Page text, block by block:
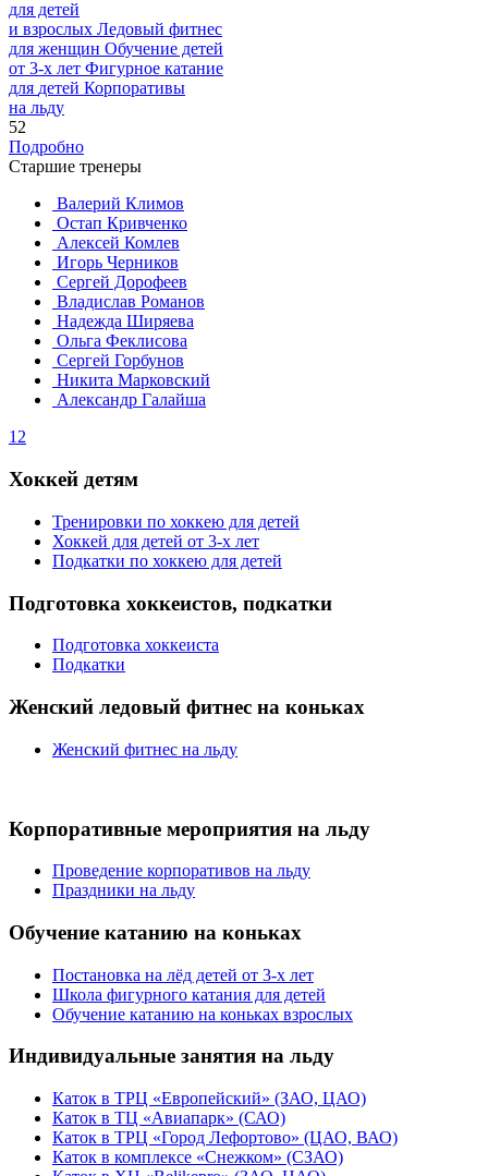
для детей
и взрослых Ледовый фитнес
для женщин Обучение детей
от 3-х лет Фигурное катание
для детей Корпоративы
на льду
52
Подробно
Старшие тренеры
Валерий Климов
Остап Кривченко
Алексей Комлев
Игорь Черников
Сергей Дорофеев
Владислав Романов
Надежда Ширяева
Ольга Феклисова
Сергей Горбунов
Никита Марковский
Александр Галайша
12
Хоккей детям
Тренировки по хоккею для детей
Хоккей для детей от 3-х лет
Подкатки по хоккею для детей
Подготовка хоккеистов, подкатки
Подготовка хоккеиста
Подкатки
Женский ледовый фитнес на коньках
Женский фитнес на льду
Корпоративные мероприятия на льду
Проведение корпоративов на льду
Праздники на льду
Обучение катанию на коньках
Постановка на лёд детей от 3-х лет
Школа фигурного катания для детей
Обучение катанию на коньках взрослых
Индивидуальные занятия на льду
Каток в ТРЦ «Европейский» (ЗАО, ЦАО)
Каток в ТЦ «Авиапарк» (САО)
Каток в ТРЦ «Город Лефортово» (ЦАО, ВАО)
Каток в комплексе «Снежком» (СЗАО)